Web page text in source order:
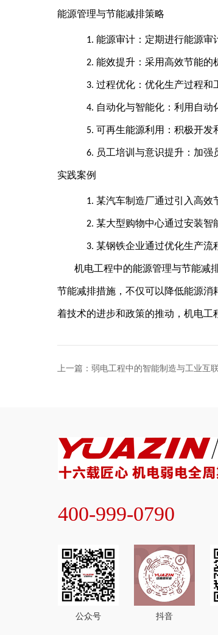
能源管理与节能减排策略
1.能源审计：定期进行能源审
2.能效提升：采用高效节能的
3.过程优化：优化生产过程和
4. 自动化与智能化：利用自动
5. 可再生能源利用：积极开发
6. 员工培训与意识提升：加强
实践案例
1.某汽车制造厂通过引入高效
2.某大型购物中心通过安装智
3.某钢铁企业通过优化生产流
机电工程中的能源管理与节能减
节能减排措施，不仅可以降低能源
着技术的进步和政策的推动，机电工
上一篇：弱电工程中的智能制造与工业互
400-999-0790
公众号 抖音